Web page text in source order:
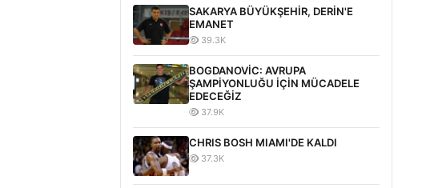
SAKARYA BÜYÜKŞEHİR, DERİN'E
EMANET
39.3K
BOGDANOVİC: AVRUPA
ŞAMPİYONLUĞU İÇİN MÜCADELE
EDECEĞİZ
37.9K
CHRIS BOSH MIAMI'DE KALDI
37.3K